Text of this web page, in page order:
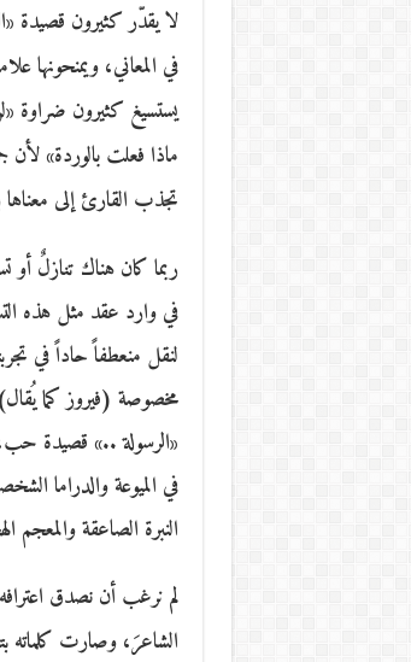
لا يقدّر كثيرون قصيدة
في المعاني، ويمنحونها
يستسيغ كثيرون ضراوة
ماذا فعلت بالوردة» لأن
تجذب القارئ إلى معناها
في وارد عقد مثل هذه
لنقل منعطفاً حاداً في
مخصوصة (فيروز كما
«الرسولة ..» قصيدة
في الميوعة والدراما
النبرة الصاعقة والمعجم
لم نرغب أن نصدق
الشاعرَ، وصارت كلماته